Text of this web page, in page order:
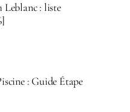
Leblanc : liste
: Guide Étape